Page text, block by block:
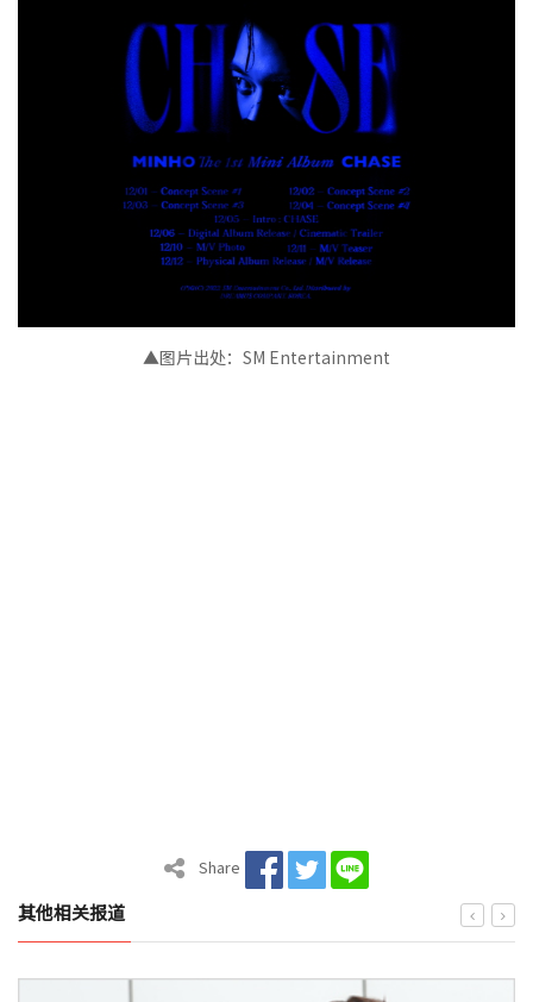
▲图片出处：SM Entertainment
Share
其他相关报道